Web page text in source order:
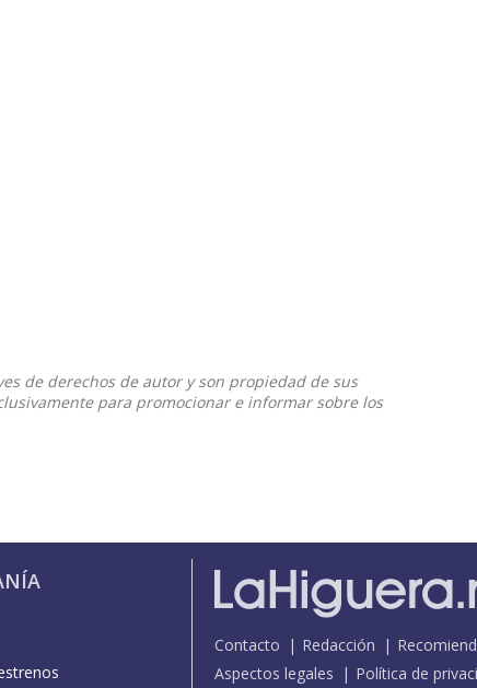
de derechos de autor y son propiedad de sus
para promocionar e informar sobre los
Contacto Redacción
Aspectos legales
Política de